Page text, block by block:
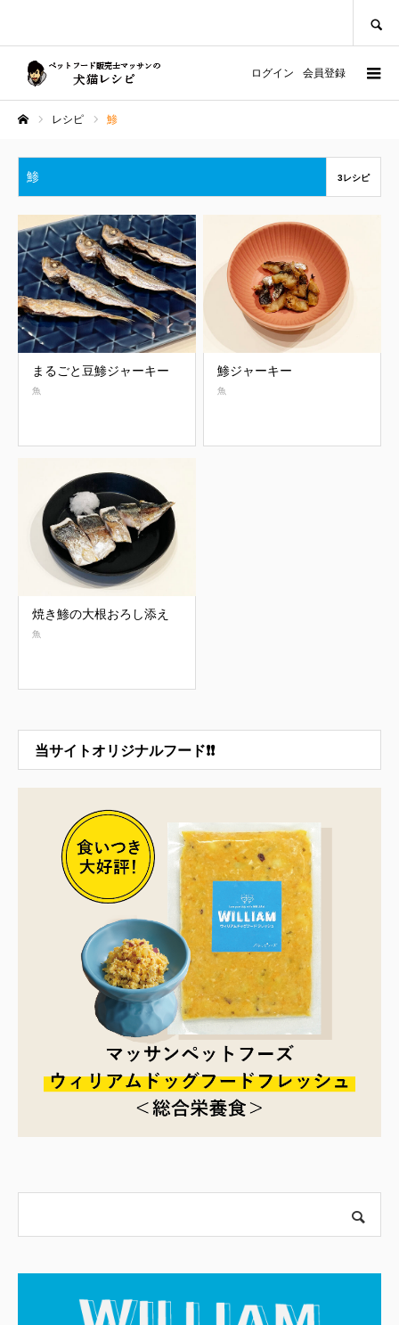
ログイン 会員登録
レシピ 鯵
鯵 3レシピ
まるごと豆鯵ジャーキー
魚
鯵ジャーキー
魚
焼き鯵の大根おろし添え
魚
当サイトオリジナルフード❗❗